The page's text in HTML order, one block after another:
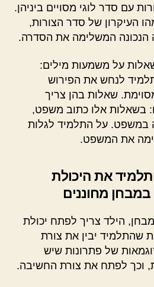
עם סדר לוגי מסויים ביניהן.
העיקרון של סדר הצורות,
הנכונה המשלימה את הסדרה.
על משמעות מילים:
לנחש את הפירוש
שאלות בהן צריך
בשאלות אלו כתוב משפט,
במשפט. על התלמיד לגלות
את המשפט.
את היכולת
מחוננים
הילד צריך לפתח יכולת
שהתלמיד יבין את צורת
של פתרונות שיש
וכך לפתח את צורת החשיבה.